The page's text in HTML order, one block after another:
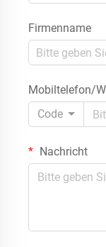
Firmenname
Mobiltelefon/
Code
Nachricht